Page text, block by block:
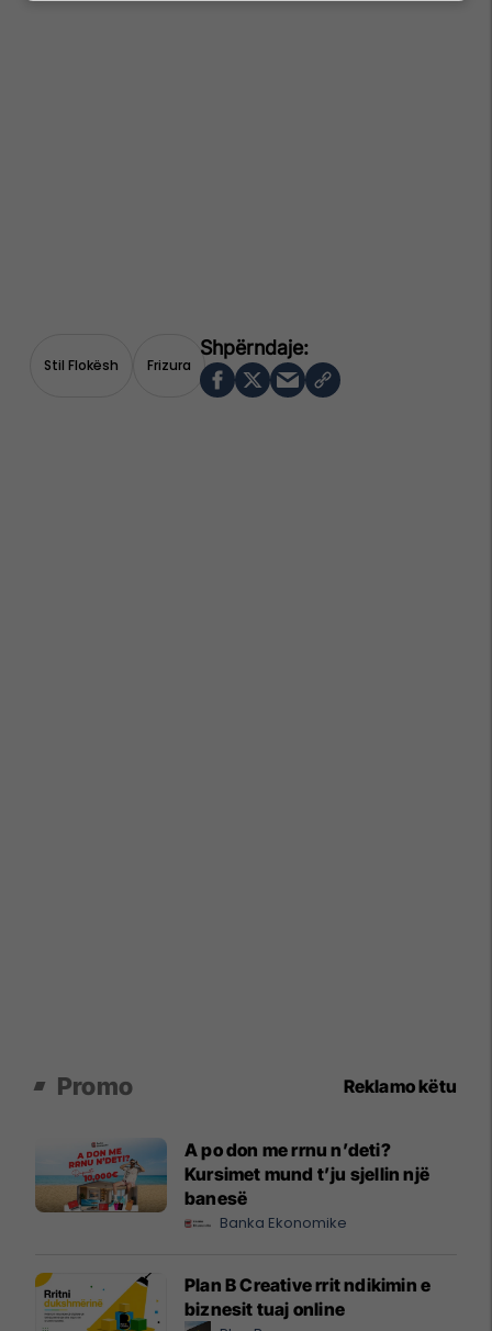
Stil Flokësh Frizura
Promo Reklamo këtu
A po don me rrnu n’deti?
Kursimet mund t’ju sjellin një
banesë
Banka Ekonomike
Plan B Creative rrit ndikimin e
biznesit tuaj online